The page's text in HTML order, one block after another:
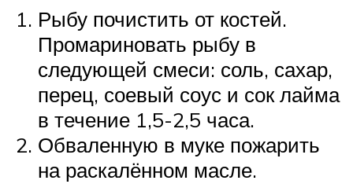
Рыбу почистить от костей.
Промариновать рыбу в
следующей смеси: соль, сахар,
перец, соевый соус и сок лайма
в течение 1,5-2,5 часа.
Обваленную в муке пожарить
на раскалённом масле.